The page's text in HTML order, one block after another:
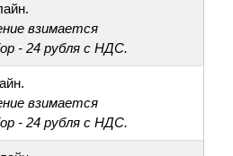
взимается
- 24 рубля с НДС.
взимается
- 24 рубля с НДС.